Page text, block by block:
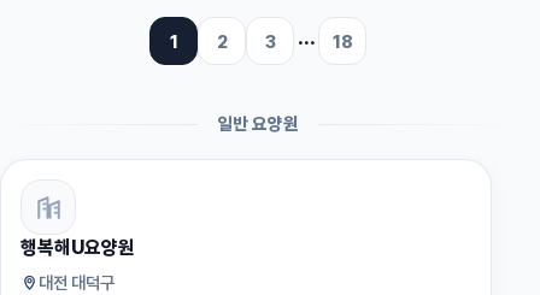
1 2 3 ··· 18
일반 요양원
행복해U요양원
대전 대덕구